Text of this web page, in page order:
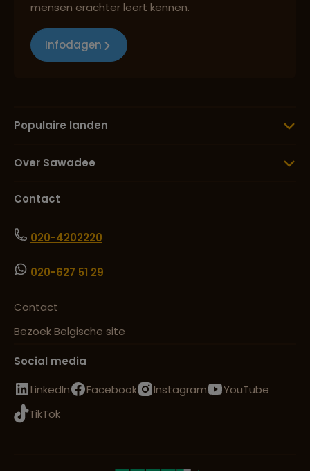
mensen erachter leert kennen.
Infodagen
Populaire landen
Over Sawadee
Contact
020-4202220
020-627 51 29
Contact
Bezoek Belgische site
Social media
LinkedIn
Facebook Instagram
YouTube
TikTok